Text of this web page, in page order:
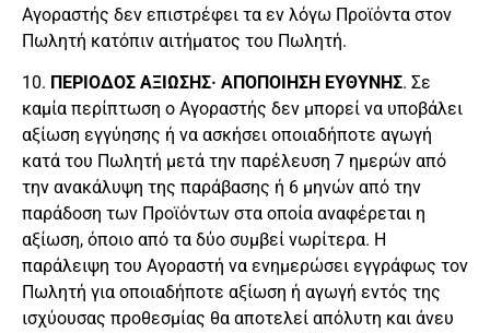
Αγοραστής δεν επιστρέφει τα εν λόγω Προϊόντα στον
Πωλητή κατόπιν αιτήματος του Πωλητή.
10. ΠΕΡΙΟΔΟΣ ΑΞΙΩΣΗΣ· ΑΠΟΠΟΙΗΣΗ ΕΥΘΥΝΗΣ. Σε
καμία περίπτωση ο Αγοραστής δεν μπορεί να υποβάλει
αξίωση εγγύησης ή να ασκήσει οποιαδήποτε αγωγή
κατά του Πωλητή μετά την παρέλευση 7 ημερών από
την ανακάλυψη της παράβασης ή 6 μηνών από την
παράδοση των Προϊόντων στα οποία αναφέρεται η
αξίωση, όποιο από τα δύο συμβεί νωρίτερα. Η
παράλειψη του Αγοραστή να ενημερώσει εγγράφως τον
Πωλητή για οποιαδήποτε αξίωση ή αγωγή εντός της
ισχύουσας προθεσμίας θα αποτελεί απόλυτη και άνευ